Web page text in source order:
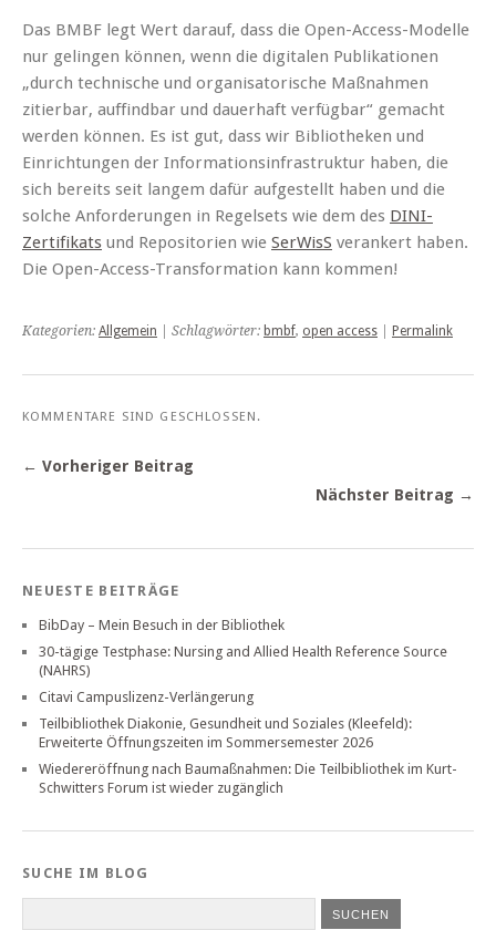
Das BMBF legt Wert darauf, dass die Open-Access-Modelle
nur gelingen können, wenn die digitalen Publikationen
„durch technische und organisatorische Maßnahmen
zitierbar, auffindbar und dauerhaft verfügbar“ gemacht
werden können. Es ist gut, dass wir Bibliotheken und
Einrichtungen der Informationsinfrastruktur haben, die
sich bereits seit langem dafür aufgestellt haben und die
solche Anforderungen in Regelsets wie dem des DINI-
Zertifikats und Repositorien wie SerWisS verankert haben.
Die Open-Access-Transformation kann kommen!
Kategorien: Allgemein | Schlagwörter: bmbf, open access Permalink
KOMMENTARE SIND GESCHLOSSEN.
← Vorheriger Beitrag
Nächster Beitrag →
NEUESTE BEITRÄGE
BibDay – Mein Besuch in der Bibliothek
30-tägige Testphase: Nursing and Allied Health Reference Source
(NAHRS)
Citavi Campuslizenz-Verlängerung
Teilbibliothek Diakonie, Gesundheit und Soziales (Kleefeld):
Erweiterte Öffnungszeiten im Sommersemester 2026
Wiedereröffnung nach Baumaßnahmen: Die Teilbibliothek im Kurt-
Schwitters Forum ist wieder zugänglich
SUCHE IM BLOG